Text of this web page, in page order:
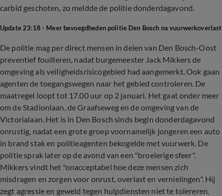
carbid geschoten, zo meldde de politie donderdagavond.
Update 23:18 - Meer bevoegdheden politie Den Bosch na vuurwerkoverlast
De politie mag per direct mensen in delen van Den Bosch-Oost
preventief fouilleren, nadat burgemeester Jack Mikkers de
omgeving als veiligheidsrisicogebied had aangemerkt. Ook gaan
agenten de toegangswegen naar het gebied controleren. De
maatregel loopt tot 17.00 uur op 2 januari. Het gaat onder meer
om de Stadionlaan, de Graafseweg en de omgeving van de
Victorialaan. Het is in Den Bosch sinds begin donderdagavond
onrustig, nadat een grote groep voornamelijk jongeren een auto
in brand stak en politieagenten bekogelde met vuurwerk. De
politie sprak later op de avond van een "broeierige sfeer".
Mikkers vindt het "onacceptabel hoe deze mensen zich
misdragen en zorgen voor onrust, overlast en vernielingen". Hij
zegt agressie en geweld tegen hulpdiensten niet te tolereren.